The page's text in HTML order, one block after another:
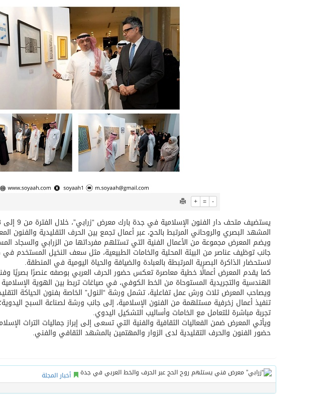
+ = -
المشهد البصري والروحاني المرتبط بالحج، عبر أعمال تجمع بين الحرف التقليدية والفنون
ويضم المعرض مجموعة من الأعمال الفنية التي تستلهم مفرداتها من الزرابي والسجاد
جانب توظيف عناصر من البيئة المحلية والخامات الطبيعية، مثل سعف النخيل المستخدم في
لاستحضار الذاكرة البصرية المرتبطة بالعبادة والضيافة والحياة اليومية في المنطقة.
كما يقدم المعرض أعمالًا خطية معاصرة تعكس حضور الحرف العربي بوصفه عنصرًا بصريًا
الهندسية والتجريدية المستوحاة من الخط الكوفي، في صياغات تربط بين الهوية
ويصاحب المعرض ثلاث ورش عمل تفاعلية، تشمل ورشة “النول” الخاصة بفنون الحياكة
تنفيذ أعمال زخرفية مستلهمة من الفنون الإسلامية، إلى جانب ورشة لصناعة السبح
تجربة مباشرة للتعامل مع الخامات وأساليب التشكيل اليدوي.
ويأتي المعرض ضمن الفعاليات الثقافية والفنية التي تسعى إلى إبراز جماليات التراث
حضور الفنون والحرف التقليدية لدى الزوار والمهتمين بالمشهد الثقافي والفني.
أخبار المجلة